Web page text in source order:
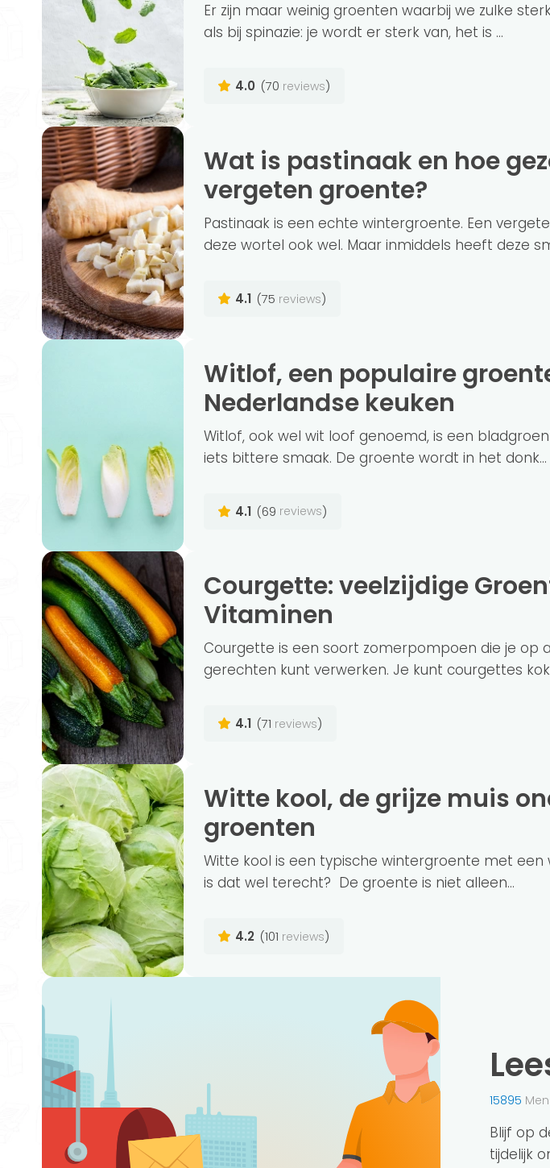
Er zijn maar weinig groenten waarbij we zulke
als bij spinazie: je wordt er sterk van, het is ...
4.0 (70 reviews)
Wat is pastinaak en hoe gezond is deze
vergeten groente?
Pastinaak is een echte wintergroente. Een
deze wortel ook wel. Maar inmiddels heeft deze
4.1 (75 reviews)
Witlof, een populaire groente in de
Nederlandse keuken
Witlof, ook wel wit loof genoemd, is een
iets bittere smaak. De groente wordt in het donk...
4.1 (69 reviews)
Courgette: veelzijdige Groente vol
Vitaminen
Courgette is een soort zomerpompoen die je op
gerechten kunt verwerken. Je kunt courgettes
4.1 (71 reviews)
Witte kool, de grijze muis onder de
groenten
Witte kool is een typische wintergroente met
is dat wel terecht? De groente is niet alleen...
4.2 (101 reviews)
15895
Blijf op
tijdelijk